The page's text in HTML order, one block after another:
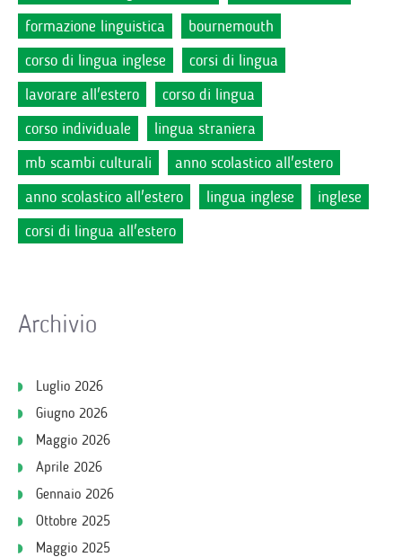
formazione linguistica
bournemouth
corso di lingua inglese
corsi di lingua
lavorare all'estero
corso di lingua
corso individuale
lingua straniera
mb scambi culturali
anno scolastico all'estero
anno scolastico all'estero
lingua inglese
inglese
corsi di lingua all'estero
Archivio
Luglio 2026
Giugno 2026
Maggio 2026
Aprile 2026
Gennaio 2026
Ottobre 2025
Maggio 2025